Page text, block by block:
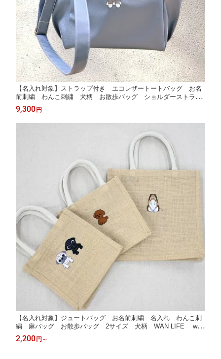
【名入れ対象】ストラップ付き エコレザートートバッグ お名
前刺繍 わんこ刺繍 犬柄 お散歩バッグ ショルダーストラッ
プ ブラック ベージュ ピンクベージュ アシッドブルー W
AN LIFE wanlife ワンライフ【TV番組ええじゃないか！メディア
掲載】【国内生産】
9,300円
【名入れ対象】ジュートバッグ お名前刺繍 名入れ わんこ刺
繍 麻バッグ お散歩バッグ 2サイズ 犬柄 WAN LIFE wan
life ワンライフ【TV番組ええじゃないか！メディア掲載】
2,200円 ～